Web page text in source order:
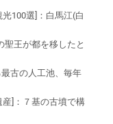
100選]：白馬江(白
王が都を移したと
古の人工池、毎年
]：７基の古墳で構